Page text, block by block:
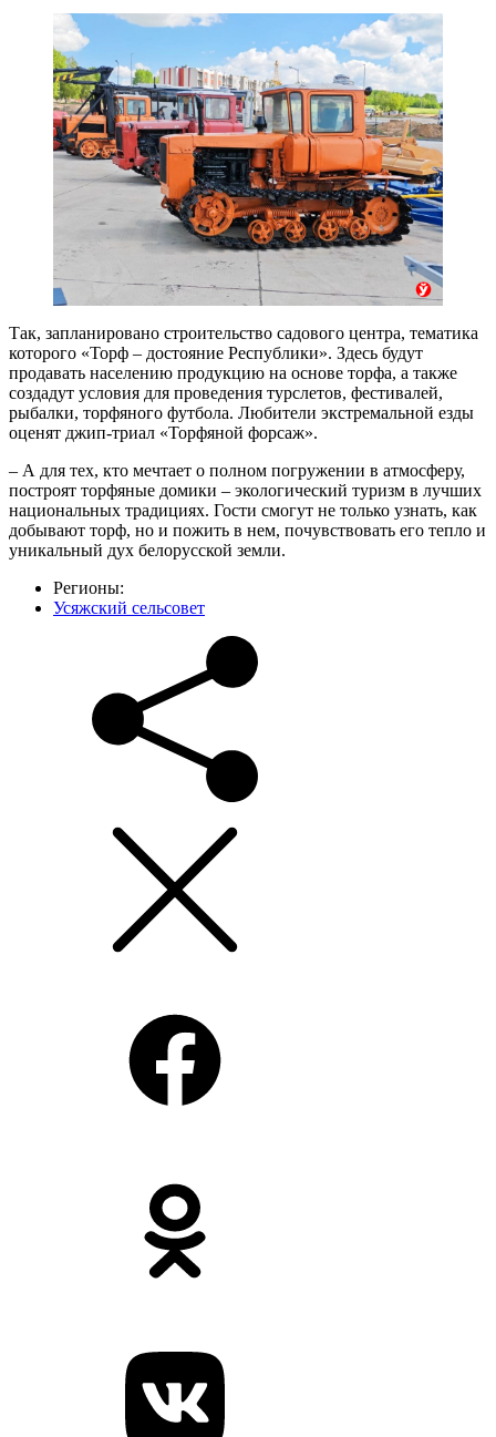
Так, запланировано строительство садового центра, тематика
которого «Торф – достояние Республики». Здесь будут
продавать населению продукцию на основе торфа, а также
создадут условия для проведения турслетов, фестивалей,
рыбалки, торфяного футбола. Любители экстремальной езды
оценят джип-триал «Торфяной форсаж».
– А для тех, кто мечтает о полном погружении в атмосферу,
построят торфяные домики – экологический туризм в лучших
национальных традициях. Гости смогут не только узнать, как
добывают торф, но и пожить в нем, почувствовать его тепло и
уникальный дух белорусской земли.
Регионы:
Усяжский сельсовет